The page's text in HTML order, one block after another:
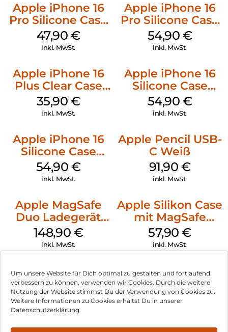
Um unsere Website für Dich optimal zu gestalten und fortlaufend
verbessern zu können, verwenden wir Cookies. Durch die weitere
Nutzung der Website stimmst Du der Verwendung von Cookies zu.
Weitere Informationen zu Cookies erhältst Du in unserer
Datenschutzerklärung.
Apple iPhone 16
Pro Silicone Case
MagSafe Denim
47,90 €
inkl. MwSt.
Apple iPhone 16
Pro Silicone Case
MagSafe Black
54,90 €
inkl. MwSt.
Apple iPhone 16
Plus Clear Case
MagSafe
Transparent
35,90 €
inkl. MwSt.
Apple iPhone 16
Silicone Case
MagSafe Black
54,90 €
inkl. MwSt.
Apple iPhone 16
Silicone Case
MagSafe Lake
Green
54,90 €
inkl. MwSt.
Apple Pencil USB-
C Weiß
91,90 €
inkl. MwSt.
Apple MagSafe
Duo Ladegerät
Weiß
148,90 €
inkl. MwSt.
Apple Silikon Case
mit MagSafe
iPhone 14 Pro
(PRODUCT)RED
57,90€
inkl. MwSt.
Impressum